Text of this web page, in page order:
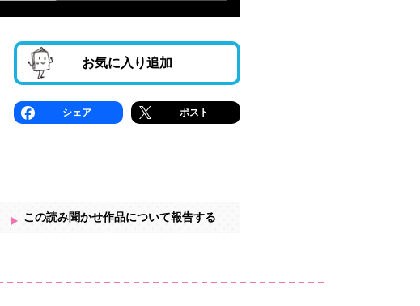
お気に入り追加
シェア ポスト
この読み聞かせ作品について報告する